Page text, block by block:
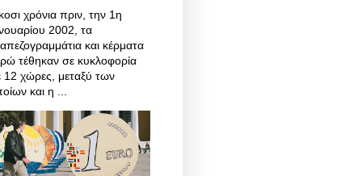
χρόνια πριν, την 1η
2002, τα
και κέρματα
τέθηκαν σε κυκλοφορία
12 χώρες, μεταξύ των
και η ...